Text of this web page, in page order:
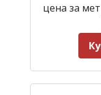
цена за